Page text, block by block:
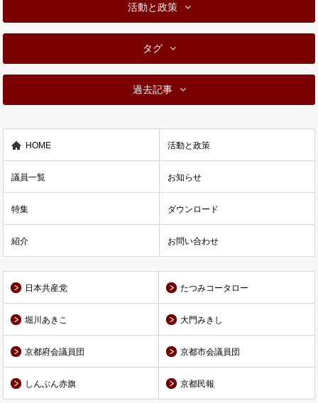
活動と政策
タグ
過去記事
HOME 活動と政策
議員一覧 お知らせ
特集 ダウンロード
紹介 お問い合わせ
日本共産党 たつみコータロー
堀川あきこ 大門みきし
京都府会議員団 京都市会議員団
しんぶん赤旗 京都民報